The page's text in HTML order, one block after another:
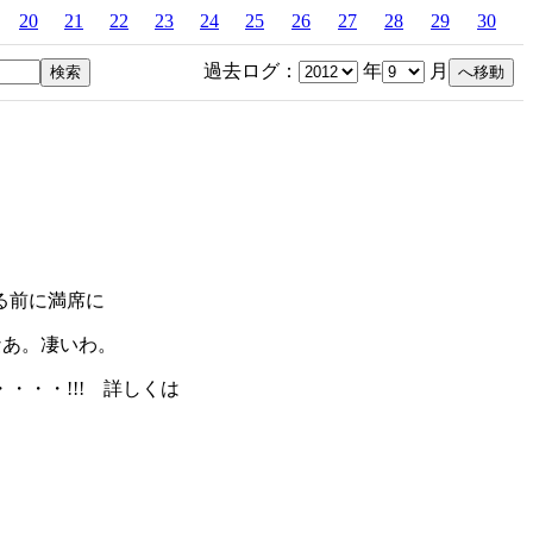
20 21 22 23 24 25 26 27 28 29 30
過去ログ： 年 月
前に満席に
。凄いわ。
・・・!!! 詳しくは